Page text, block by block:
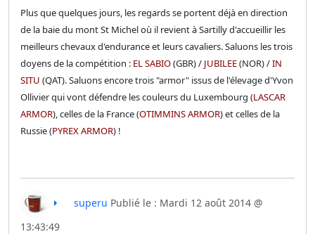
Plus que quelques jours, les regards se portent déjà en direction
de la baie du mont St Michel où il revient à Sartilly d'accueillir les
meilleurs chevaux d'endurance et leurs cavaliers. Saluons les trois
doyens de la compétition : EL SABIO(GBR) / JUBILEE(NOR) /IN
SITU (QAT). Saluons encore trois "armor" issus de l'élevage d'Yvon
Ollivier qui vont défendre les couleurs du Luxembourg (LASCAR
ARMOR), celles de la France (OTIMMINS ARMOR) et celles de la
Russie (PYREX ARMOR) !
superu Publié le : Mardi 12 août 2014 @
13:43:49